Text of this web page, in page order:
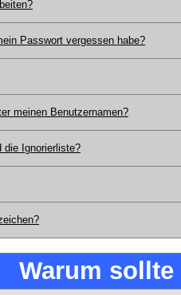
Passwort vergessen habe?
meinen Benutzernamen?
die Ignorierliste?
Warum